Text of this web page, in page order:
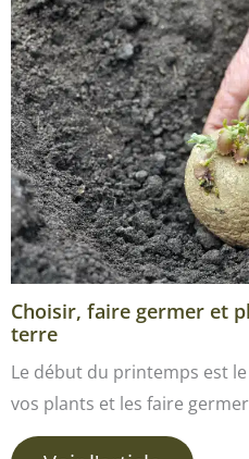
Choisir, faire germer et
terre
Le début du printemps est
vos plants et les faire